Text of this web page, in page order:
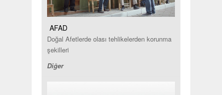
AFAD
Doğal Afetlerde olası tehlikelerden korunma
şekilleri
Diğer